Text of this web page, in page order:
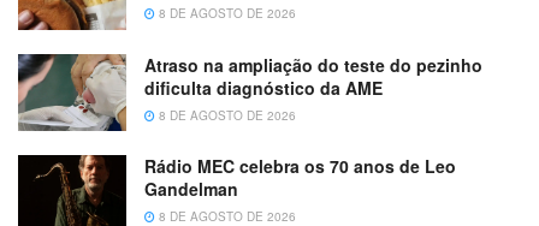
8 DE AGOSTO DE 2026
Atraso na ampliação do teste do pezinho
dificulta diagnóstico da AME
8 DE AGOSTO DE 2026
Rádio MEC celebra os 70 anos de Leo
Gandelman
8 DE AGOSTO DE 2026